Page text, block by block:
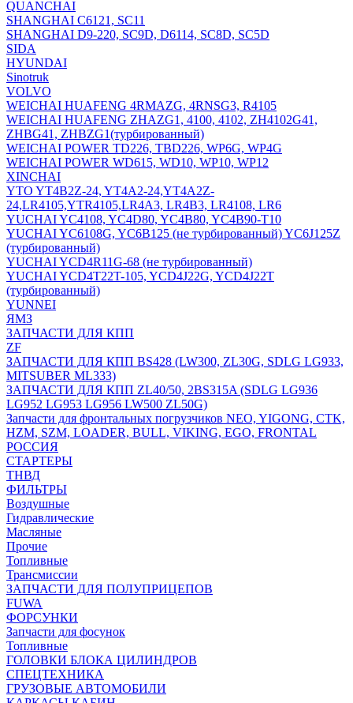
QUANCHAI
SHANGHAI C6121, SC11
SHANGHAI D9-220, SC9D, D6114, SC8D, SC5D
SIDA
HYUNDAI
Sinotruk
VOLVO
WEICHAI HUAFENG 4RMAZG, 4RNSG3, R4105
WEICHAI HUAFENG ZHAZG1, 4100, 4102, ZH4102G41,
ZHBG41, ZHBZG1(турбированный)
WEICHAI POWER TD226, TBD226, WP6G, WP4G
WEICHAI POWER WD615, WD10, WP10, WP12
XINCHAI
YTO YT4B2Z-24, YT4A2-24,YT4A2Z-
24,LR4105,YTR4105,LR4A3, LR4B3, LR4108, LR6
YUCHAI YC4108, YC4D80, YC4B80, YC4B90-T10
YUCHAI YC6108G, YC6B125 (не турбированный) YC6J125Z
(турбированный)
YUCHAI YCD4R11G-68 (не турбированный)
YUCHAI YCD4T22T-105, YCD4J22G, YCD4J22T
(турбированный)
YUNNEI
ЯМЗ
ЗАПЧАСТИ ДЛЯ КПП
ZF
ЗАПЧАСТИ ДЛЯ КПП BS428 (LW300, ZL30G, SDLG LG933,
MITSUBER ML333)
ЗАПЧАСТИ ДЛЯ КПП ZL40/50, 2BS315A (SDLG LG936
LG952 LG953 LG956 LW500 ZL50G)
Запчасти для фронтальных погрузчиков NEO, YIGONG, CTK,
HZM, SZM, LOADER, BULL, VIKING, EGO, FRONTAL
РОССИЯ
СТАРТЕРЫ
ТНВД
ФИЛЬТРЫ
Воздушные
Гидравлические
Масляные
Прочие
Топливные
Трансмиссии
ЗАПЧАСТИ ДЛЯ ПОЛУПРИЦЕПОВ
FUWA
ФОРСУНКИ
Запчасти для фосунок
Топливные
ГОЛОВКИ БЛОКА ЦИЛИНДРОВ
СПЕЦТЕХНИКА
ГРУЗОВЫЕ АВТОМОБИЛИ